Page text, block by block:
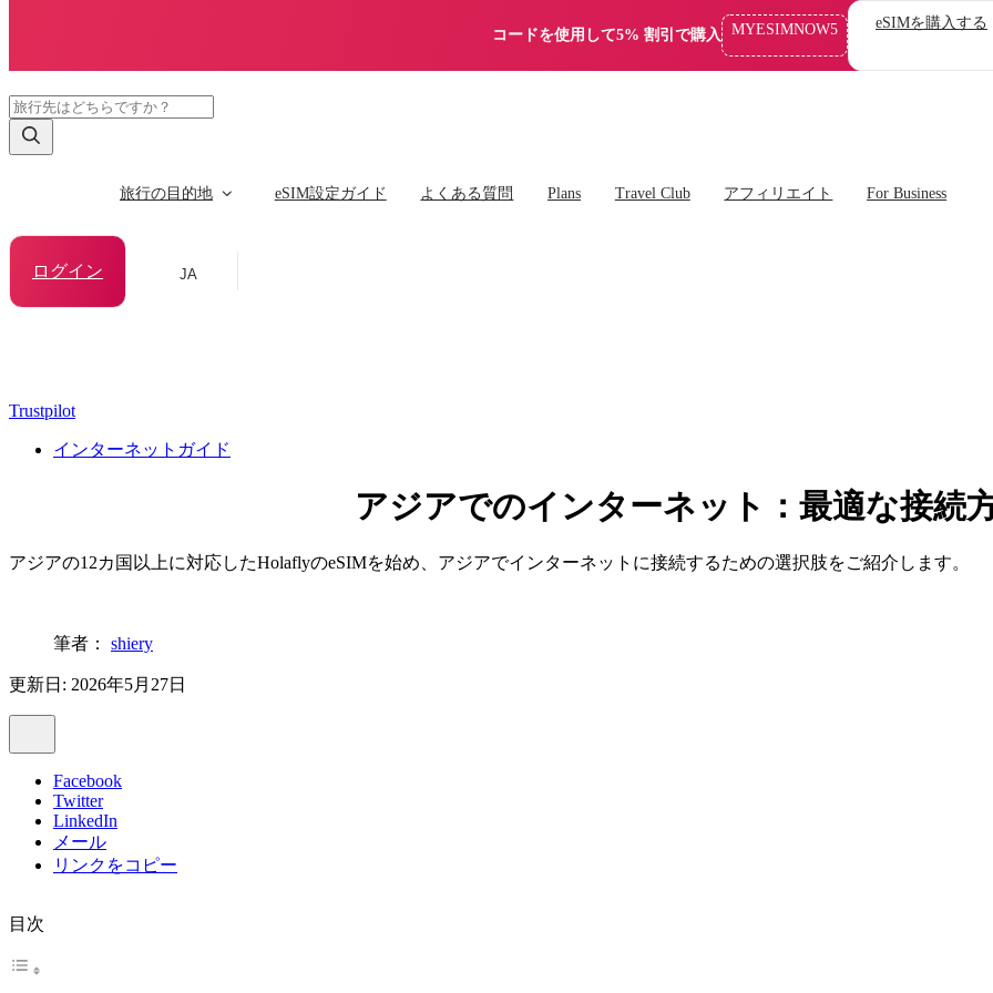
コードを使用して5% 割引で購入 MYESIMNOW5 eSIMを購入する
旅行の目的地 eSIM設定ガイド よくある質問 Plans Travel Club アフィリエイト For Business
ログイン JA
Trustpilot
インターネットガイド
アジアでのインターネット：最適な接続
アジアの12カ国以上に対応したHolaflyのeSIMを始め、アジアでインターネットに接続するための選択肢をご紹介します。
筆者： shiery
更新日: 2026年5月27日
Facebook
Twitter
LinkedIn
メール
リンクをコピー
目次